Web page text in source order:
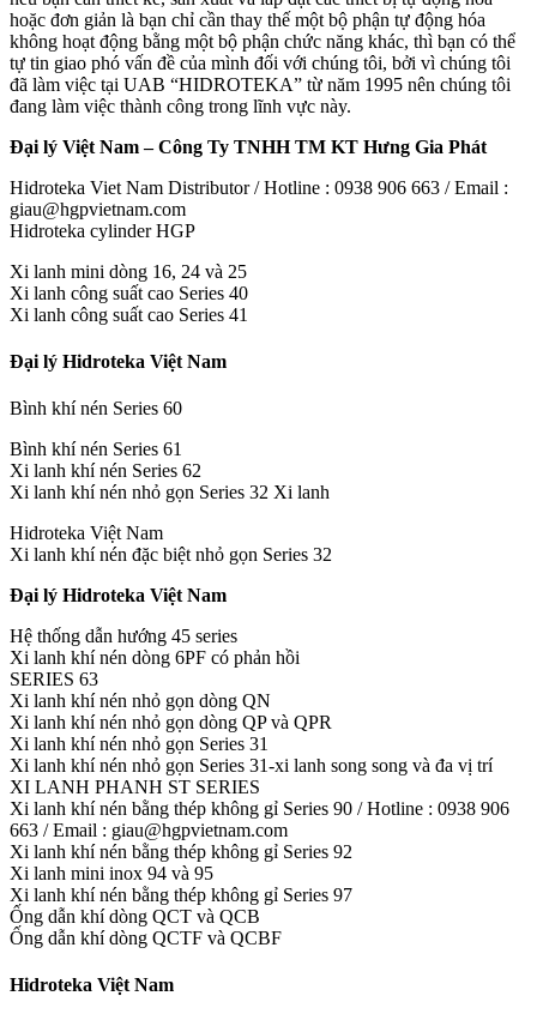
hoặc đơn giản là bạn chỉ cần thay thế một bộ phận tự động hóa
không hoạt động bằng một bộ phận chức năng khác, thì bạn có thể
tự tin giao phó vấn đề của mình đối với chúng tôi, bởi vì chúng tôi
đã làm việc tại UAB “HIDROTEKA” từ năm 1995 nên chúng tôi
đang làm việc thành công trong lĩnh vực này.
Đại lý Việt Nam – Công Ty TNHH TM KT Hưng Gia Phát
Hidroteka Viet Nam Distributor / Hotline : 0938 906 663 / Email :
giau@hgpvietnam.com
Hidroteka cylinder HGP
Xi lanh mini dòng 16, 24 và 25
Xi lanh công suất cao Series 40
Xi lanh công suất cao Series 41
Đại lý Hidroteka Việt Nam
Bình khí nén Series 60
Bình khí nén Series 61
Xi lanh khí nén Series 62
Xi lanh khí nén nhỏ gọn Series 32 Xi lanh
Hidroteka Việt Nam
Xi lanh khí nén đặc biệt nhỏ gọn Series 32
Đại lý Hidroteka Việt Nam
Hệ thống dẫn hướng 45 series
Xi lanh khí nén dòng 6PF có phản hồi
SERIES 63
Xi lanh khí nén nhỏ gọn dòng QN
Xi lanh khí nén nhỏ gọn dòng QP và QPR
Xi lanh khí nén nhỏ gọn Series 31
Xi lanh khí nén nhỏ gọn Series 31-xi lanh song song và đa vị trí
XI LANH PHANH ST SERIES
Xi lanh khí nén bằng thép không gỉ Series 90 / Hotline : 0938 906
663 / Email : giau@hgpvietnam.com
Xi lanh khí nén bằng thép không gỉ Series 92
Xi lanh mini inox 94 và 95
Xi lanh khí nén bằng thép không gỉ Series 97
Ống dẫn khí dòng QCT và QCB
Ống dẫn khí dòng QCTF và QCBF
Hidroteka Việt Nam